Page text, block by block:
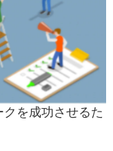
クを成功させるた